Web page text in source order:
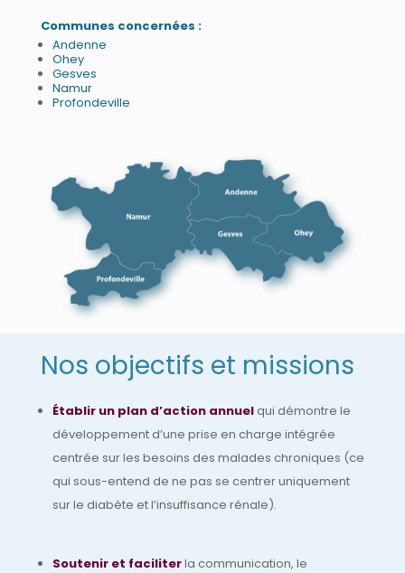
Communes concernées :
Andenne
Ohey
Gesves
Namur
Profondeville
Nos objectifs et missions
Établir un plan d’action annuelqui démontre le
développement d’une prise en charge intégrée
centrée sur les besoins des malades chroniques (ce
qui sous-entend de ne pas se centrer uniquement
sur le diabète et l’insuffisance rénale).
Soutenir et faciliterla communication, le